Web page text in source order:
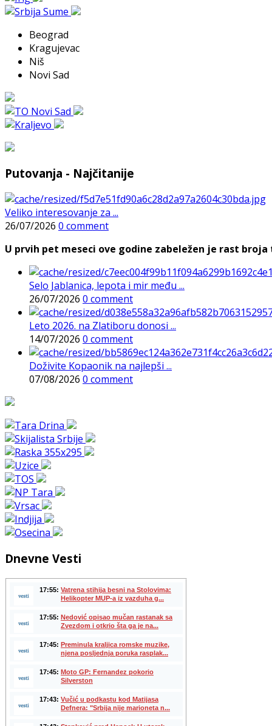
Beograd
Kragujevac
Niš
Novi Sad
Putovanja - Najčitanije
Veliko interesovanje za ...
26/07/2026 0 comment
U prvih pet meseci ove godine zabeležen je rast
Selo Jablanica, lepota i mir među ...
26/07/2026 0 comment
Leto 2026. na Zlatiboru donosi ...
14/07/2026 0 comment
Doživite Kopaonik na najlepši ...
07/08/2026 0 comment
Dnevne Vesti